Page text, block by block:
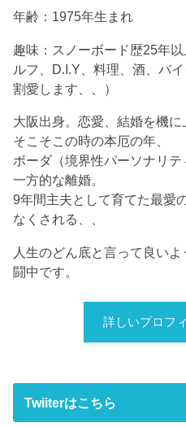
年齢：1975年生まれ
趣味：スノーボード歴25年
ルフ、D.I.Y、料理、酒、バ
割愛します、、）
大阪出身。恋愛、結婚を機
そこそこの時の本厄の年、
ボーダ（境界性パーソナリテ
一方的な離婚。
9年間主夫として育てた最愛
なくされる、、
人生のどん底と言って良い
闘中です。
詳しいプロフ
Twiiterはこちら